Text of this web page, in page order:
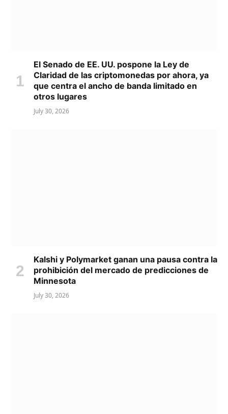
El Senado de EE. UU. pospone la Ley de
Claridad de las criptomonedas por ahora, ya
que centra el ancho de banda limitado en
otros lugares
July 30, 2026
Kalshi y Polymarket ganan una pausa contra la
prohibición del mercado de predicciones de
Minnesota
July 30, 2026